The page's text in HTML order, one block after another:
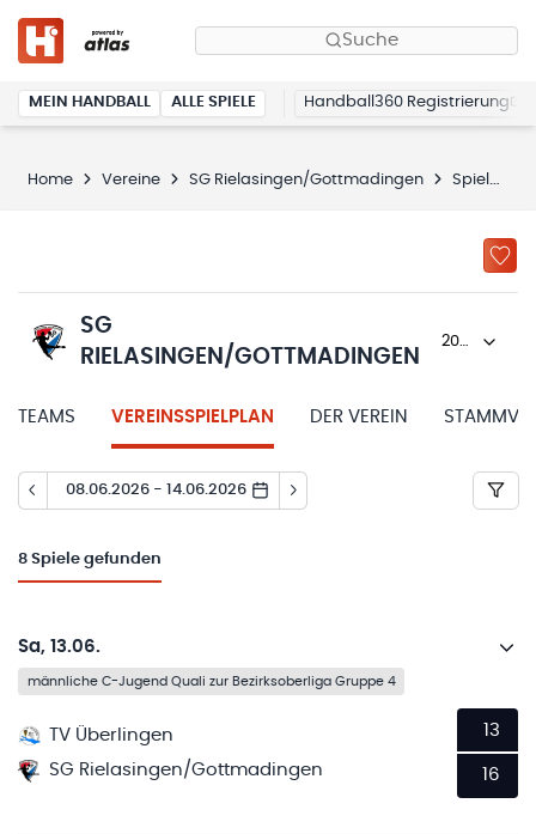
Suche
MEIN HANDBALL ALLE SPIELE Handball360 Registrierung
Home Vereine SG Rielasingen/Gottmadingen Spielplan
SG
RIELASINGEN/GOTTMADINGEN
TEAMS VEREINSSPIELPLAN DER VEREIN
08.06.2026 - 14.06.2026
8 Spiele gefunden
Sa, 13.06.
männliche C-Jugend Quali zur Bezirksoberliga Gruppe 4
TV Überlingen
SG Rielasingen/Gottmadingen
13
16